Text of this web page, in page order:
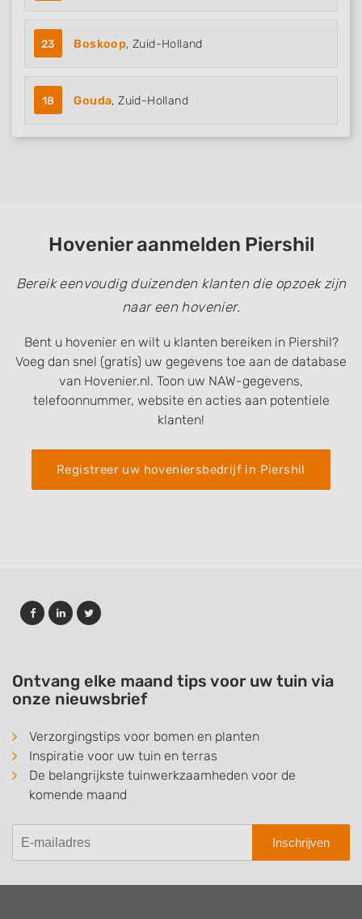
23 Boskoop, Zuid-Holland
18 Gouda, Zuid-Holland
Hovenier aanmelden Piershil
Bereik eenvoudig duizenden klanten die opzoek zijn
naar een hovenier.
Bent u hovenier en wilt u klanten bereiken in Piershil?
Voeg dan snel (gratis) uw gegevens toe aan de database
van Hovenier.nl. Toon uw NAW-gegevens,
telefoonnummer, website en acties aan potentiele
klanten!
Registreer uw hoveniersbedrijf in Piershil
Ontvang elke maand tips voor uw tuin via
onze nieuwsbrief
Verzorgingstips voor bomen en planten
Inspiratie voor uw tuin en terras
De belangrijkste tuinwerkzaamheden voor de
komende maand
Inschrijven